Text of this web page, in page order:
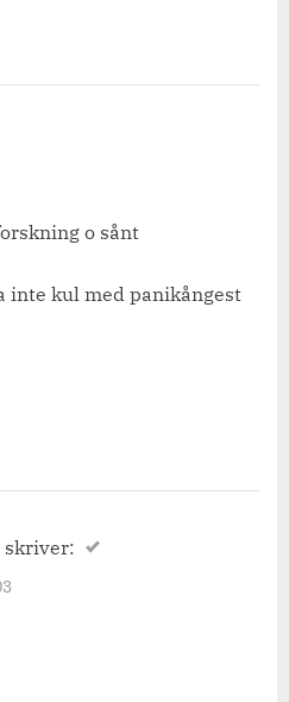
o sånt
inte kul med panikångest
skriver: